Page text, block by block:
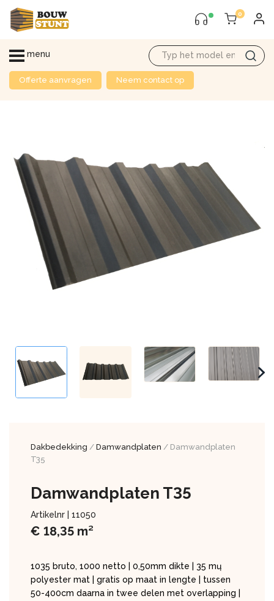
0
menu
Offerte aanvragen Neem contact op
Dakbedekking / Damwandplaten / Damwandplaten
T35
Damwandplaten T35
Artikelnr | 11050
€ 18,35 m²
1035 bruto, 1000 netto | 0,50mm dikte | 35 mų
polyester mat | gratis op maat in lengte | tussen
50-400cm daarna in twee delen met overlapping |